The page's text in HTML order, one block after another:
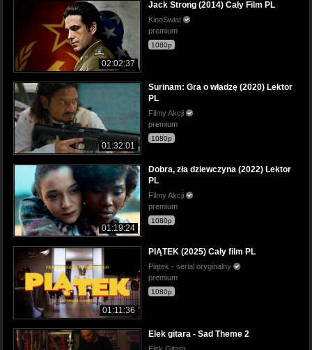
02:02:37
Jack Strong (2014) Cały Film PL
KinoSwiat
premium
1080p
01:32:01
Surinam: Gra o władzę (2020) Lektor
PL
Filmy Akcji
premium
1080p
01:19:24
Dobra, zła dziewczyna (2022) Lektor
PL
Filmy Akcji
premium
1080p
01:11:36
PIĄTEK (2025) Cały film PL
Piątek - serial oryginalny
premium
1080p
Elek gitara - Sad Theme 2